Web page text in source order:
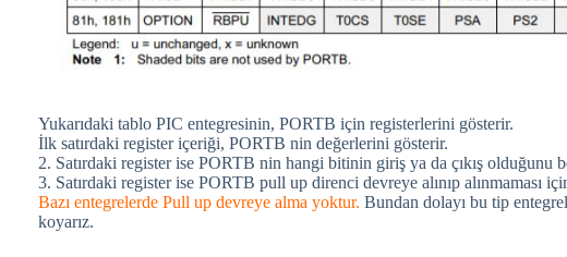
Yukarıdaki tablo PIC entegresinin, PORTB için registerlerini gösterir.
İlk satırdaki register içeriği, PORTB nin değerlerini gösterir.
2. Satırdaki register ise PORTB nin hangi bitinin giriş ya da çıkış olduğunu
3. Satırdaki register ise PORTB pull up direnci devreye alınıp alınmaması
Bazı entegrelerde Pull up devreye alma yoktur. Bundan dolayı bu tip
koyarız.